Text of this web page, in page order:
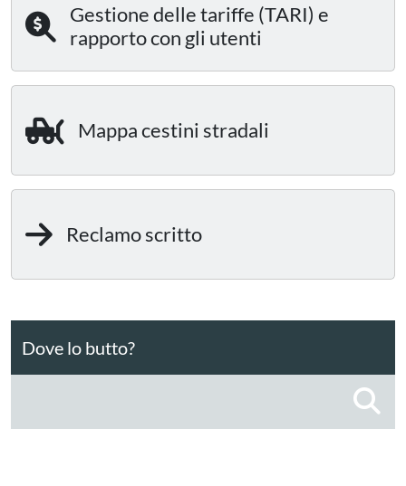
Gestione delle tariffe (TARI) e
rapporto con gli utenti
Mappa cestini stradali
Reclamo scritto
Dove lo butto?